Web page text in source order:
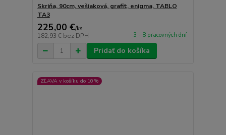
Skriňa, 90cm, vešiaková, grafit, enigma, TABLO
TA3
225,00 €/ks
182,93 € bez DPH 3 - 8 pracovných dní
Pridať do košíka
ZĽAVA v košíku do 10%